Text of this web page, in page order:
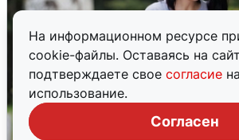
На информационном ресурсе
cookie-файлы. Оставаясь на
подтверждаете свое согласие
использование.
Согласен